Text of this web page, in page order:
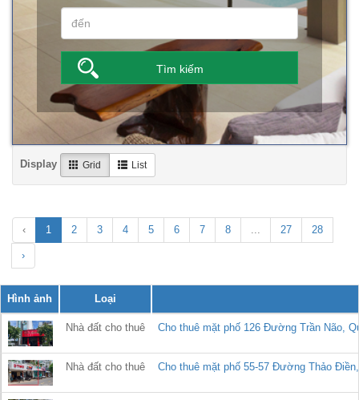
Display Grid List
‹ 1 2 3 4 5 6 7 8 ... 27 28
›
Hình ảnh Loại
Nhà đất cho thuê Cho thuê mặt phố 126 Đường Trần Não,
Nhà đất cho thuê Cho thuê mặt phố 55-57 Đường Thảo